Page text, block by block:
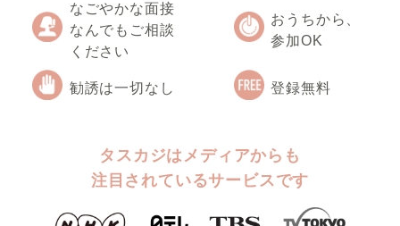
なごやかな面接
なんでもご相談
ください
おうちから、
参加OK
勧誘は一切なし 登録無料
タスカジはメディアからも
注目されているサービスです